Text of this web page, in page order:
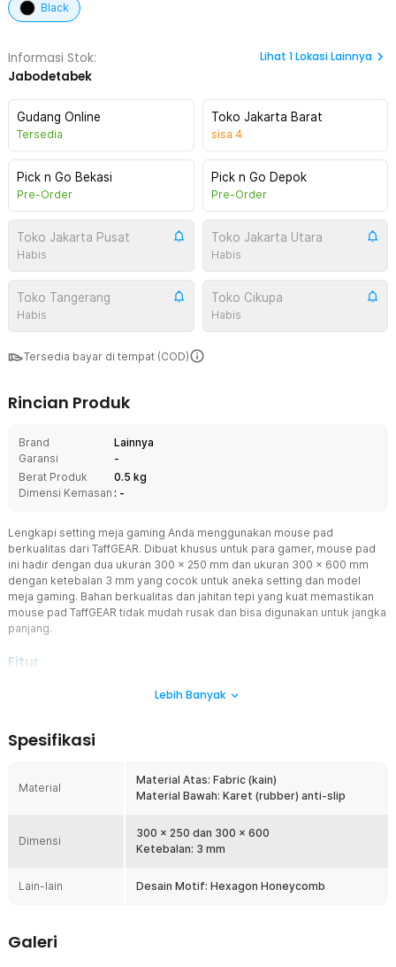
Black
Informasi Stok:
Jabodetabek
Lihat 1Lokasi Lainnya
Gudang Online
Tersedia
Toko Jakarta Barat
sisa 4
Pick n Go Bekasi
Pre-Order
Pick n Go Depok
Pre-Order
Toko Jakarta Pusat
Habis
Toko Jakarta Utara
Habis
Toko Tangerang
Habis
Toko Cikupa
Habis
Tersedia bayar di tempat (COD)
Rincian Produk
Brand
Lainnya
Garansi
-
Berat Produk
0.5 kg
Dimensi Kemasan : -
Lengkapi setting meja gaming Anda menggunakan mouse pad
berkualitas dari TaffGEAR. Dibuat khusus untuk para gamer, mouse pad
ini hadir dengan dua ukuran 300 x 250 mm dan ukuran 300 x 600 mm
dengan ketebalan 3 mm yang cocok untuk aneka setting dan model
meja gaming. Bahan berkualitas dan jahitan tepi yang kuat memastikan
mouse pad TaffGEAR tidak mudah rusak dan bisa digunakan untuk jangka
panjang.
Fitur
Material Premium Rubber dan Fabric
memberikan stabilitas dan presisi maksimal. Lapisan karet menjaga
gerakan cepat, sementara permukaan fabric memastikan
pergerakan mouse tetap halus dan akurat. Teksturnya juga nyaman
di tangan dan tidak menyebabkan iritasi, sehingga ideal untuk
gaming.
Tampilan hexagon honeycomb memberikan kesan modern dan
futuristik yang membuat setup meja terlihat lebih premium dan
meningkatkan estetika workspace atau gaming setup. Motif ini juga
Lebih Banyak
Spesifikasi
Material
Material Atas: Fabric (kain)
Material Bawah: Karet (rubber) anti-slip
Dimensi
300 x 250 dan 300 x 600
Ketebalan: 3 mm
Lain-lain Desain Motif: Hexagon Honeycomb
Galeri